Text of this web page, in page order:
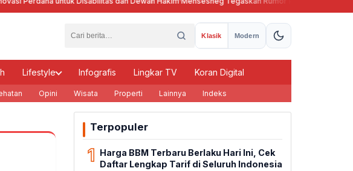
Klasik Modern
Lifestyle Infografis Lingkar TV Koran Digital
Opini Wisata Properti Lainnya Indeks
Terpopuler
1 Harga BBM Terbaru Berlaku Hari Ini, Cek
Daftar Lengkap Tarif di Seluruh Indonesia